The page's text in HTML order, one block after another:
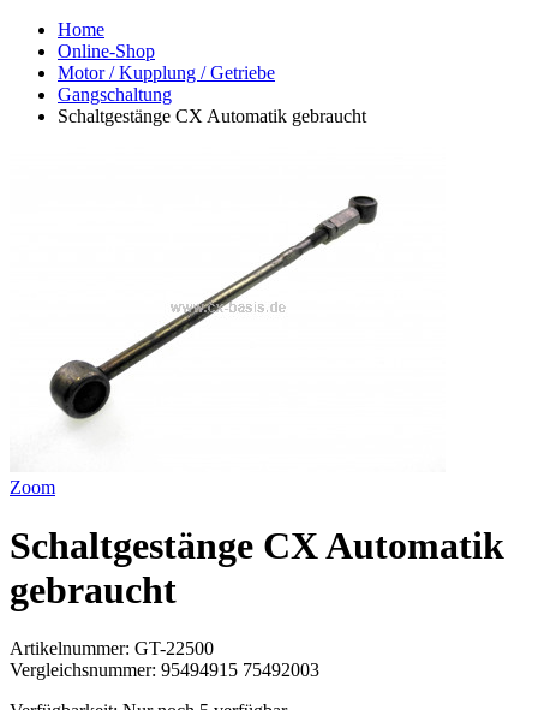
Home
Online-Shop
Motor / Kupplung / Getriebe
Gangschaltung
Schaltgestänge CX Automatik gebraucht
Zoom
Schaltgestänge CX Automatik
gebraucht
Artikelnummer: GT-22500
Vergleichsnummer: 95494915 75492003